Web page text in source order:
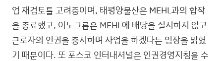
업 재검토를 고려중이며, 태평양물산은 MEHL과의 합작
을 종료했고, 이노그룹은 MEHL에 배당을 실시하지 않고
근로자의 인권을 중시하며 사업을 하겠다는 입장을 밝혔
기 때문이다. 또 포스코 인터내셔널은 인권경영지침을 수